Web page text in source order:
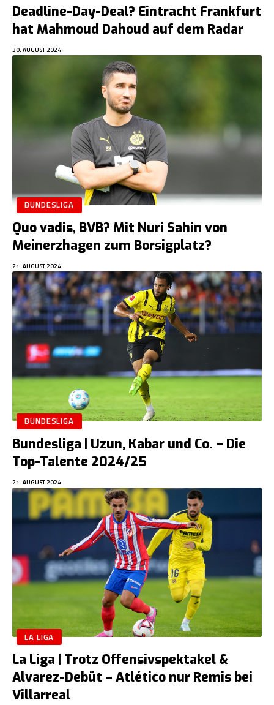
Deadline-Day-Deal? Eintracht Frankfurt
hat Mahmoud Dahoud auf dem Radar
30. AUGUST 2024
BUNDESLIGA
Quo vadis, BVB? Mit Nuri Sahin von
Meinerzhagen zum Borsigplatz?
21. AUGUST 2024
BUNDESLIGA
Bundesliga | Uzun, Kabar und Co. – Die
Top-Talente 2024/25
21. AUGUST 2024
LA LIGA
La Liga | Trotz Offensivspektakel &
Alvarez-Debüt – Atlético nur Remis bei
Villarreal